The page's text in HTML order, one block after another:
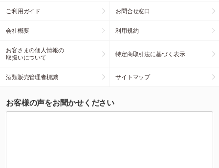
ご利用ガイド お問合せ窓口
会社概要 利用規約
お客さまの個人情報の
取扱いについて
特定商取引法に基づく表示
酒類販売管理者標識 サイトマップ
お客様の声をお聞かせください